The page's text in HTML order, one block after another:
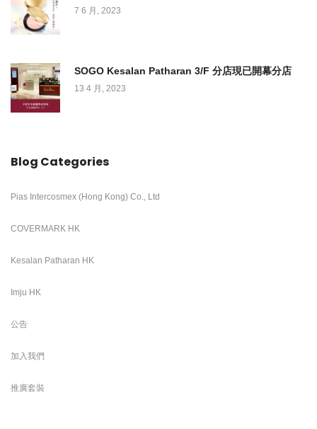
7 6 月, 2023
SOGO Kesalan Patharan 3/F 分店現已開幕分店
13 4 月, 2023
Blog Categories
Pias Intercosmex (Hong Kong) Co., Ltd
COVERMARK HK
Kesalan Patharan HK
Imju HK
公告
加入我們
推廣套裝